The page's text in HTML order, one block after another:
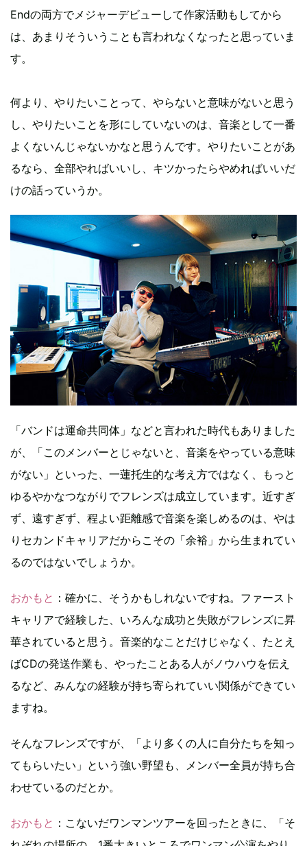
Endの両方でメジャーデビューして作家活動もしてから
は、あまりそういうことも言われなくなったと思っていま
す。
何より、やりたいことって、やらないと意味がないと思う
し、やりたいことを形にしていないのは、音楽として一番
よくないんじゃないかなと思うんです。やりたいことがあ
るなら、全部やればいいし、キツかったらやめればいいだ
けの話っていうか。
「バンドは運命共同体」などと言われた時代もありました
が、「このメンバーとじゃないと、音楽をやっている意味
がない」といった、一蓮托生的な考え方ではなく、もっと
ゆるやかなつながりでフレンズは成立しています。近すぎ
ず、遠すぎず、程よい距離感で音楽を楽しめるのは、やは
りセカンドキャリアだからこその「余裕」から生まれてい
るのではないでしょうか。
おかもと ：確かに、そうかもしれないですね。ファースト
キャリアで経験した、いろんな成功と失敗がフレンズに昇
華されていると思う。音楽的なことだけじゃなく、たとえ
ばCDの発送作業も、やったことある人がノウハウを伝え
るなど、みんなの経験が持ち寄られていい関係ができてい
ますね。
そんなフレンズですが、「より多くの人に自分たちを知っ
てもらいたい」という強い野望も、メンバー全員が持ち合
わせているのだとか。
おかもと ：こないだワンマンツアーを回ったときに、「そ